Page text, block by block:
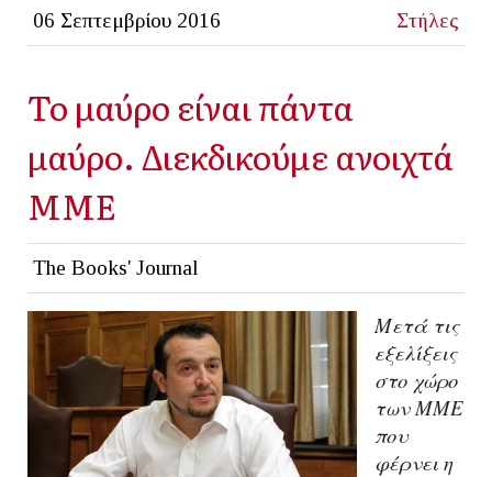
06 Σεπτεμβρίου 2016 Στήλες
Το μαύρο είναι πάντα
μαύρο. Διεκδικούμε ανοιχτά
ΜΜΕ
The Books' Journal
Mετά τις
εξελίξεις
στο χώρο
των ΜΜΕ
που
φέρνει η